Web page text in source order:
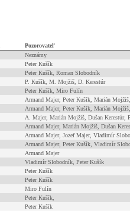
Pozorovateľ
Neznámy
Peter Kušík
Peter Kušík, Roman Slobodník
P. Kušík, M. Mojžiš, D. Kerestúr
Peter Kušík, Miro Fulín
Armand Majer, Peter Kušík, Marián
Armand Majer, Peter Kušík, Marián
A. Majer, Marián Mojžiš, Dušan Kerestúr,
Armand Majer, Marián Mojžiš, Dušan
Armand Majer, Jozef Majer, Vladimír
Armand Majer, Peter Kušík, Vladimír
Armand Majer
Vladimír Slobodník, Peter Kušík
Peter Kušík
Peter Kušík
Miro Fulín
Peter Kušík,
Peter Kušík